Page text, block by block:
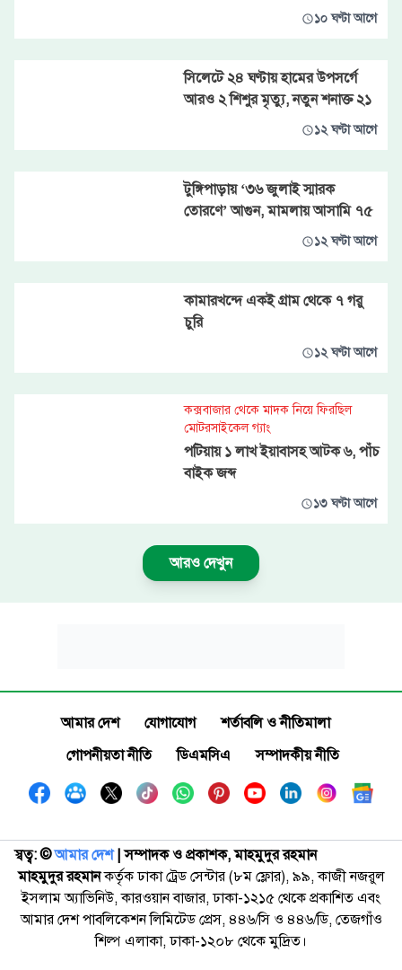
১০ ঘণ্টা আগে
সিলেটে ২৪ ঘণ্টায় হামের উপসর্গে
আরও ২ শিশুর মৃত্যু, নতুন শনাক্ত ২১
১২ ঘণ্টা আগে
টুঙ্গিপাড়ায় ‘৩৬ জুলাই স্মারক
তোরণে’ আগুন, মামলায় আসামি ৭৫
১২ ঘণ্টা আগে
কামারখন্দে একই গ্রাম থেকে ৭ গরু
চুরি
১২ ঘণ্টা আগে
কক্সবাজার থেকে মাদক নিয়ে ফিরছিল
মোটরসাইকেল গ্যাং
পটিয়ায় ১ লাখ ইয়াবাসহ আটক ৬, পাঁচ
বাইক জব্দ
১৩ ঘণ্টা আগে
আরও দেখুন
আমার দেশ যোগাযোগ
শর্তাবলি ও নীতিমালা
গোপনীয়তা নীতি
ডিএমসিএ সম্পাদকীয় নীতি
স্বত্ব: ©️আমার দেশ| সম্পাদক ও প্রকাশক, মাহমুদুর রহমান
মাহমুদুর রহমানকর্তৃক ঢাকা ট্রেড সেন্টার (৮ম ফ্লোর), ৯৯, কাজী নজরুল
ইসলাম অ্যাভিনিউ, কারওয়ান বাজার, ঢাকা-১২১৫ থেকে প্রকাশিত এবং
আমার দেশ পাবলিকেশন লিমিটেড প্রেস, ৪৪৬/সি ও ৪৪৬/ডি, তেজগাঁও
শিল্প এলাকা, ঢাকা-১২০৮ থেকে মুদ্রিত।